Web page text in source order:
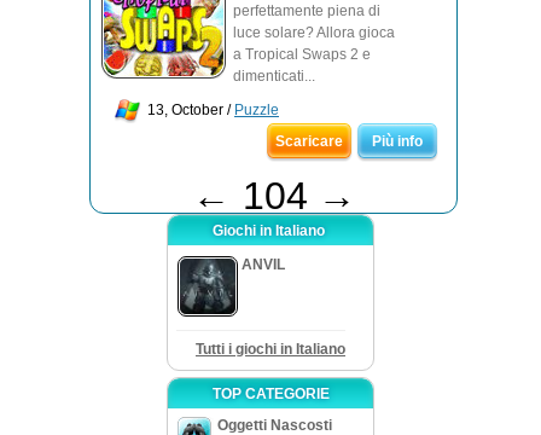
perfettamente piena di
luce solare? Allora gioca
a Tropical Swaps 2 e
dimenticati...
13, October / Puzzle
Scaricare
Più info
← 104 →
Giochi in Italiano
ANVIL
Tutti i giochi in Italiano
TOP CATEGORIE
Oggetti Nascosti